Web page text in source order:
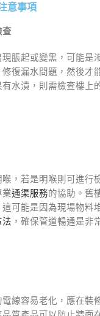
意事項
查
脹起或變黑，可能是
修復漏水問題，然後才
水漬，則需檢查樓上
，若是明喉則可進行
通渠服務的協助。舊
可能是因為現場物料
，確保管道暢通是非
線容易老化，應在裝